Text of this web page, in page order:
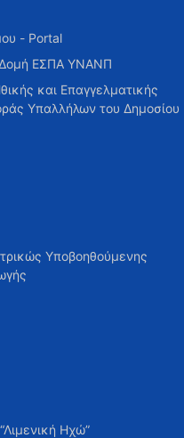
- Portal
Δομή ΕΣΠΑ ΥΝΑΝΠ
και Επαγγελματικής
Υπαλλήλων του Δημοσίου
Υποβοηθούμενης
Ηχώ”